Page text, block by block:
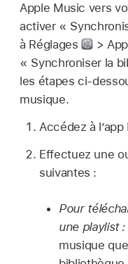
Apple Music vers
activer «
à Réglages
>
« Synchroniser la
les étapes ci-
musique.
Accédez à
Effectuez une
suivantes :
Pour
une playlist :
musique